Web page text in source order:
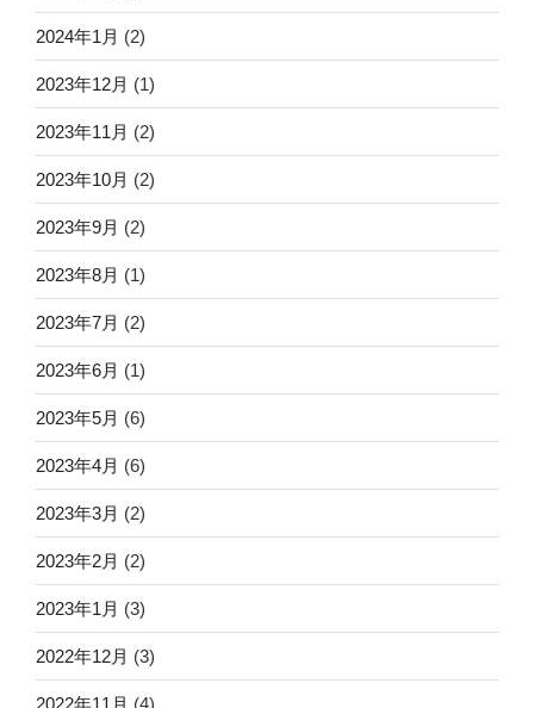
2024年1月 (2)
2023年12月 (1)
2023年11月 (2)
2023年10月 (2)
2023年9月 (2)
2023年8月 (1)
2023年7月 (2)
2023年6月 (1)
2023年5月 (6)
2023年4月 (6)
2023年3月 (2)
2023年2月 (2)
2023年1月 (3)
2022年12月 (3)
2022年11月 (4)